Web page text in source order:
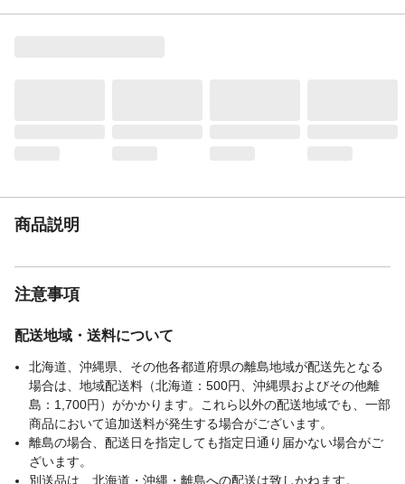
商品説明
注意事項
配送地域・送料について
北海道、沖縄県、その他各都道府県の離島地域が配送先となる
場合は、地域配送料（北海道：500円、沖縄県およびその他離
島：1,700円）がかかります。これら以外の配送地域でも、一部
商品において追加送料が発生する場合がございます。
離島の場合、配送日を指定しても指定日通り届かない場合がご
ざいます。
別送品は、北海道・沖縄・離島への配送は致しかねます。